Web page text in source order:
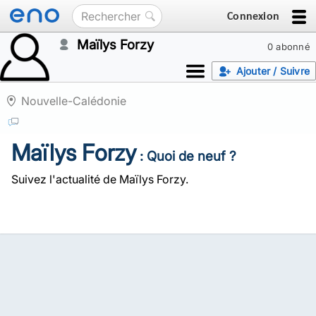
Connexion
0 abonné
Maïlys Forzy
Ajouter / Suivre
Nouvelle-Calédonie
Maïlys Forzy: Quoi de neuf ?
Suivez l'actualité de Maïlys Forzy.